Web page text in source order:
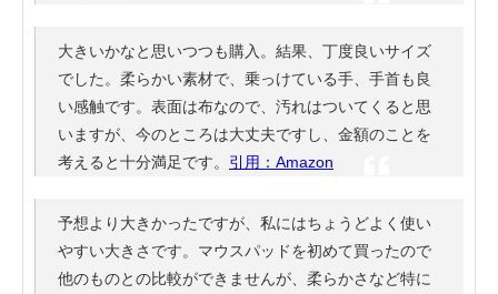
大きいかなと思いつつも購入。結果、丁度良いサイズ
でした。柔らかい素材で、乗っけている手、手首も良
い感触です。表面は布なので、汚れはついてくると思
いますが、今のところは大丈夫ですし、金額のことを
考えると十分満足です。 引用：Amazon
予想より大きかったですが、私にはちょうどよく使い
やすい大きさです。マウスパッドを初めて買ったので
他のものとの比較ができませんが、柔らかさなど特に